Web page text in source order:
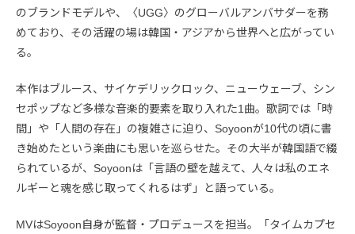
のブランドモデルや、〈UGG〉のグローバルアンバサダーを務
めており、その活躍の場は韓国・アジアから世界へと広がってい
る。
本作はブルース、サイケデリックロック、ニューウェーブ、シン
セポップなど多様な音楽的要素を取り入れた1曲。歌詞では「時
間」や「人間の存在」の複雑さに迫り、Soyoonが10代の頃に書
き始めたという楽曲にも思いを巡らせた。その大半が韓国語で綴
られているが、Soyoonは「言語の壁を越えて、人々は私のエネ
ルギーと魂を感じ取ってくれるはず」と語っている。
MVはSoyoon自身が監督・プロデュースを担当。「タイムカプセ